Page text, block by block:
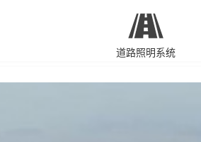
道路照明系统